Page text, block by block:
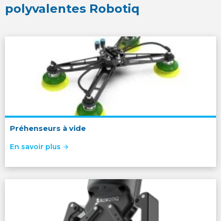
polyvalentes Robotiq
Préhenseurs à vide
En savoir plus